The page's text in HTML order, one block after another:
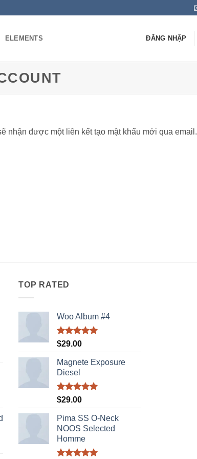
ELEMENTS ĐĂNG NHẬP
nhận được một liên kết tạo mật khẩu mới qua email.
TOP RATED
Woo Album #4
Được xếp
5 sao
$29.00
Magnete Exposure
Diesel
Được xếp
5 sao
$29.00
Pima SS O-Neck
NOOS Selected
Homme